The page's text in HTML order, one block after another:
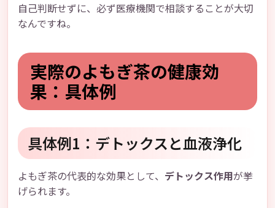
自己判断せずに、必ず医療機関で相談することが大切
なんですね。
実際のよもぎ茶の健康効
果：具体例
具体例1：デトックスと血液浄化
よもぎ茶の代表的な効果として、 デトックス作用が挙
げられます。